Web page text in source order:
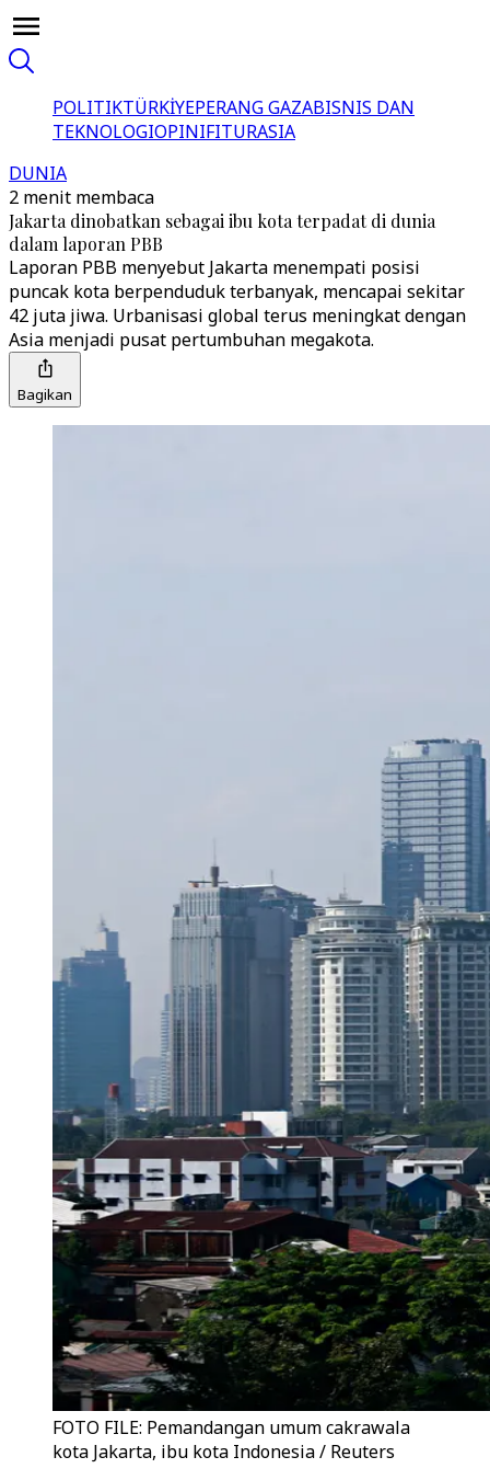
POLITIKTÜRKİYEPERANG GAZABISNIS DAN
TEKNOLOGIOPINIFITURASIA
DUNIA
2 menit membaca
Jakarta dinobatkan sebagai ibu kota terpadat di dunia
dalam laporan PBB
Laporan PBB menyebut Jakarta menempati posisi
puncak kota berpenduduk terbanyak, mencapai sekitar
42 juta jiwa. Urbanisasi global terus meningkat dengan
Asia menjadi pusat pertumbuhan megakota.
Bagikan
FOTO FILE: Pemandangan umum cakrawala
kota Jakarta, ibu kota Indonesia / Reuters